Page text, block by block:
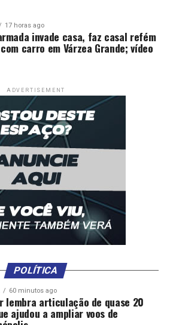
17 horas ago
invade casa, faz casal refém
carro em Várzea Grande; vídeo
ADVERTISEMENT
POLÍTICA
60 minutos ago
lembra articulação de quase 20
ajudou a ampliar voos de